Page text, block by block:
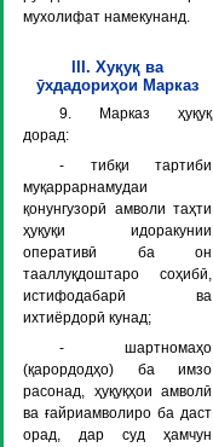
мухолифат намекунанд.
III. Хуқуқ ва
ӯхдадориҳои Марказ
9. Марказ ҳуқуқ
дорад:
- тибқи тартиби
муқаррарнамудаи
қонунгузорӣ амволи таҳти
ҳуқуқи идоракунии
оперативӣ ба он
тааллуқдоштаро соҳибӣ,
истифодабарӣ ва
ихтиёрдорӣ кунад;
- шартномаҳо
(қарордодҳо) ба имзо
расонад, ҳуқуқҳои амволӣ
ва ғайриамволиро ба даст
орад, дар суд ҳамчун